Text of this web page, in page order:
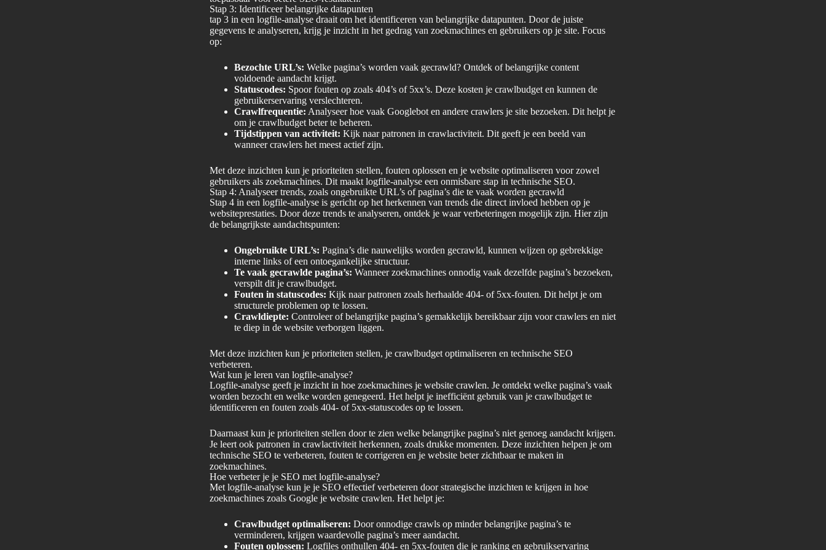
Stap 3: Identificeer belangrijke datapunten
tap 3 in een logfile-analyse draait om het identificeren van belangrijke datapunten. Door de juiste
gegevens te analyseren, krijg je inzicht in het gedrag van zoekmachines en gebruikers op je site. Focus
op:
Bezochte URL’s: Welke pagina’s worden vaak gecrawld? Ontdek of belangrijke content
voldoende aandacht krijgt.
Statuscodes: Spoor fouten op zoals 404’s of 5xx’s. Deze kosten je crawlbudget en kunnen de
gebruikerservaring verslechteren.
Crawlfrequentie: Analyseer hoe vaak Googlebot en andere crawlers je site bezoeken. Dit helpt je
om je crawlbudget beter te beheren.
Tijdstippen van activiteit: Kijk naar patronen in crawlactiviteit. Dit geeft je een beeld van
wanneer crawlers het meest actief zijn.
Met deze inzichten kun je prioriteiten stellen, fouten oplossen en je website optimaliseren voor zowel
gebruikers als zoekmachines. Dit maakt logfile-analyse een onmisbare stap in technische SEO.
Stap 4: Analyseer trends, zoals ongebruikte URL’s of pagina’s die te vaak worden gecrawld
Stap 4 in een logfile-analyse is gericht op het herkennen van trends die direct invloed hebben op je
websiteprestaties. Door deze trends te analyseren, ontdek je waar verbeteringen mogelijk zijn. Hier zijn
de belangrijkste aandachtspunten:
Ongebruikte URL’s: Pagina’s die nauwelijks worden gecrawld, kunnen wijzen op gebrekkige
interne links of een ontoegankelijke structuur.
Te vaak gecrawlde pagina’s: Wanneer zoekmachines onnodig vaak dezelfde pagina’s bezoeken,
verspilt dit je crawlbudget.
Fouten in statuscodes: Kijk naar patronen zoals herhaalde 404- of 5xx-fouten. Dit helpt je om
structurele problemen op te lossen.
Crawldiepte: Controleer of belangrijke pagina’s gemakkelijk bereikbaar zijn voor crawlers en niet
te diep in de website verborgen liggen.
Met deze inzichten kun je prioriteiten stellen, je crawlbudget optimaliseren en technische SEO
verbeteren.
Wat kun je leren van logfile-analyse?
Logfile-analyse geeft je inzicht in hoe zoekmachines je website crawlen. Je ontdekt welke pagina’s vaak
worden bezocht en welke worden genegeerd. Het helpt je inefficiënt gebruik van je crawlbudget te
identificeren en fouten zoals 404- of 5xx-statuscodes op te lossen.
Daarnaast kun je prioriteiten stellen door te zien welke belangrijke pagina’s niet genoeg aandacht krijgen.
Je leert ook patronen in crawlactiviteit herkennen, zoals drukke momenten. Deze inzichten helpen je om
technische SEO te verbeteren, fouten te corrigeren en je website beter zichtbaar te maken in
zoekmachines.
Hoe verbeter je je SEO met logfile-analyse?
Met logfile-analyse kun je je SEO effectief verbeteren door strategische inzichten te krijgen in hoe
zoekmachines zoals Google je website crawlen. Het helpt je:
Crawlbudget optimaliseren: Door onnodige crawls op minder belangrijke pagina’s te
verminderen, krijgen waardevolle pagina’s meer aandacht.
Fouten oplossen: Logfiles onthullen 404- en 5xx-fouten die je ranking en gebruikservaring